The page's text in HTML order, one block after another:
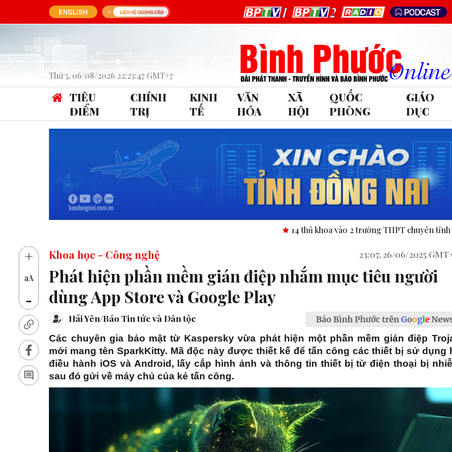
Thứ 5, 06/08/2026 22:23:47 GMT+7
TIÊU
ĐIỂM
CHÍNH
TRỊ
KINH
TẾ
VĂN
HÓA
XÃ
HỘI
QUỐC
PHÒNG
GIÁO
DỤC
14 thủ khoa vào 2 trường THPT chuyên tỉnh Bình Phước. Công
+
aA
-
Khoa học - Công nghệ 23:07, 26/06/2025
Phát hiện phần mềm gián điệp nhắm mục tiêu người
dùng App Store và Google Play
Hải Yên/Báo Tin tức và Dân tộc
Các chuyên gia bảo mật từ Kaspersky vừa phát hiện một phần mềm gián điệp
mới mang tên SparkKitty. Mã độc này được thiết kế để tấn công các thiết bị sử dụng
điều hành iOS và Android, lấy cắp hình ảnh và thông tin thiết bị từ điện thoại bị
sau đó gửi về máy chủ của kẻ tấn công.